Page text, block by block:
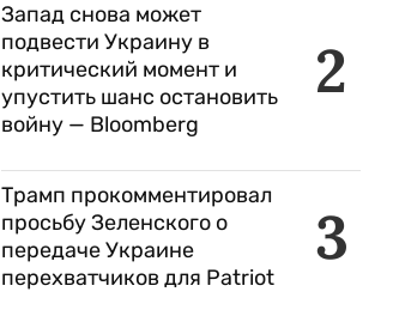
2
Запад снова может
подвести Украину в
критический момент и
упустить шанс остановить
войну — Bloomberg
3
Трамп прокомментировал
просьбу Зеленского о
передаче Украине
перехватчиков для Patriot